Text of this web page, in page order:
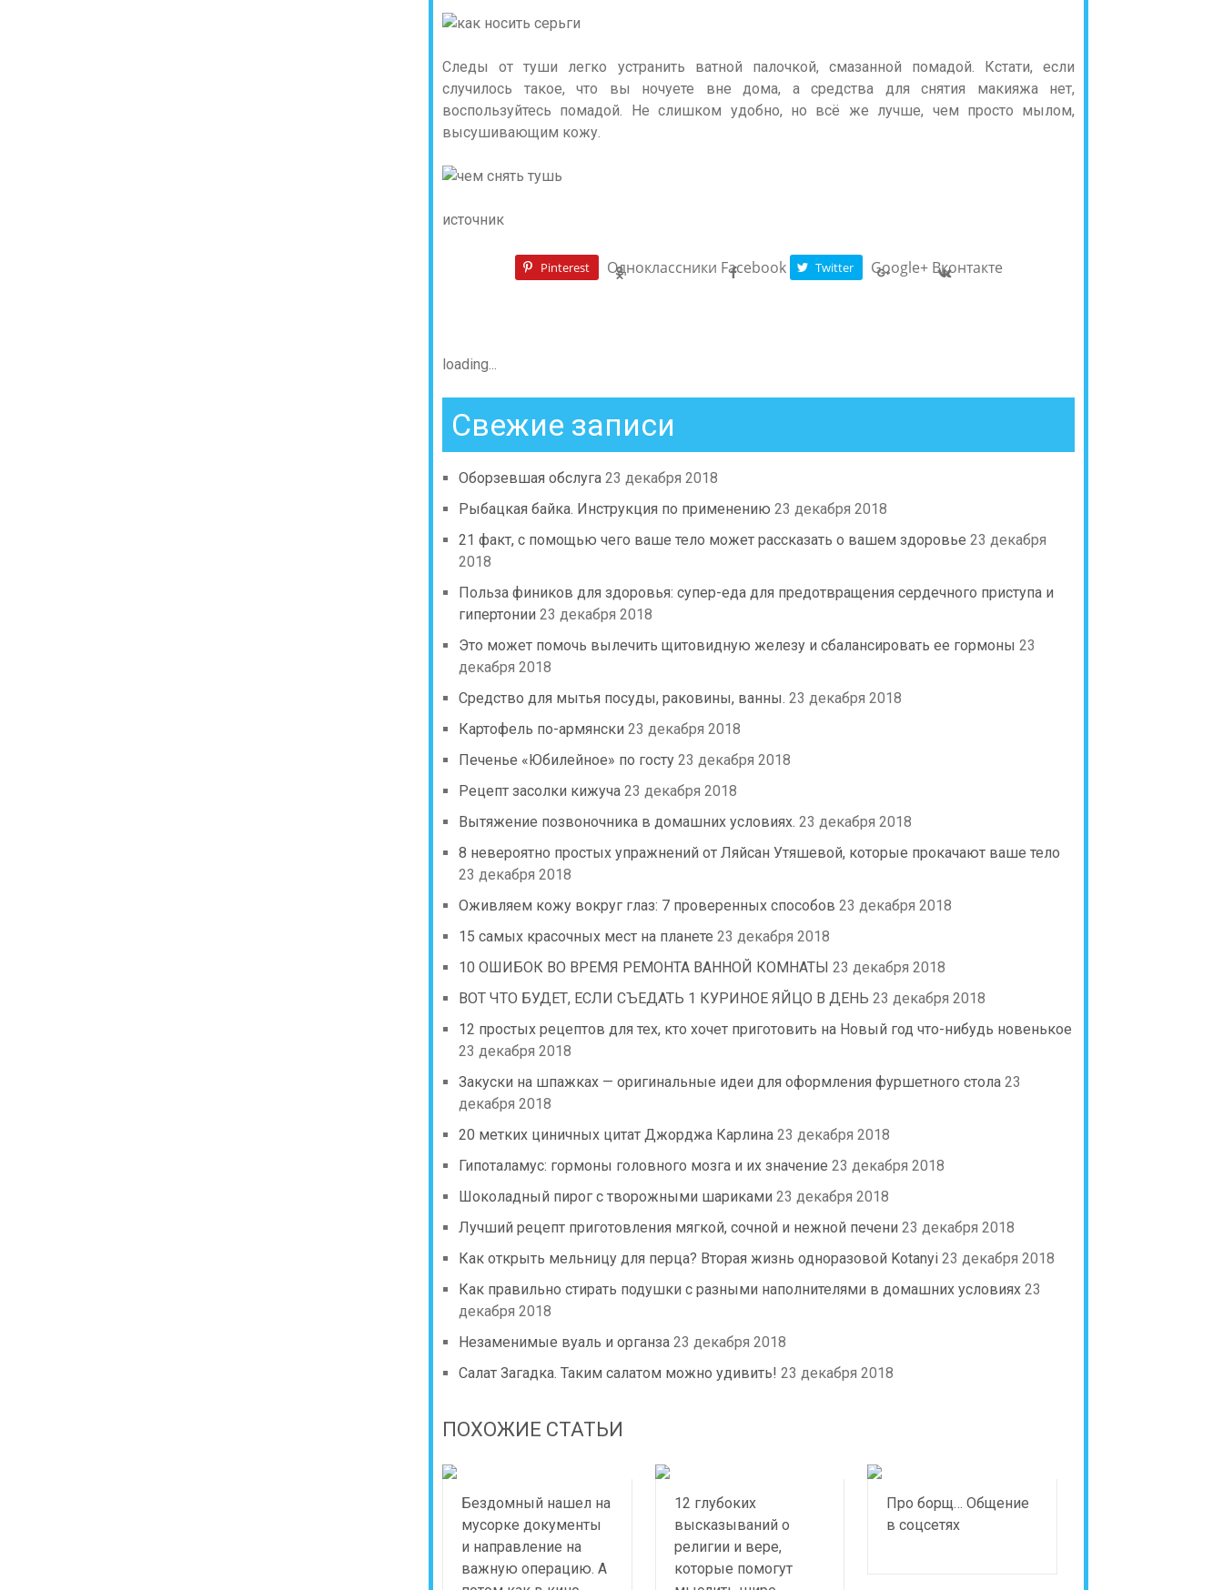
Следы от туши легко устранить ватной палочкой, смазанной помадой. Кстати, если
случилось такое, что вы ночуете вне дома, а средства для снятия макияжа нет,
воспользуйтесь помадой. Не слишком удобно, но всё же лучше, чем просто мылом,
высушивающим кожу.
источник
Pinterest Одноклассники Facebook Twitter Google+ Вконтакте
loading...
Свежие записи
Оборзевшая обслуга 23 декабря 2018
Рыбацкая байка. Инструкция по применению 23 декабря 2018
21 факт, с помощью чего ваше тело может рассказать о вашем здоровье 23 декабря
2018
Польза фиников для здоровья: супер-еда для предотвращения сердечного приступа и
гипертонии 23 декабря 2018
Это может помочь вылечить щитовидную железу и сбалансировать ее гормоны 23
декабря 2018
Средство для мытья посуды, раковины, ванны. 23 декабря 2018
Картофель по-армянски 23 декабря 2018
Печенье «Юбилейное» по госту 23 декабря 2018
Рецепт засолки кижуча 23 декабря 2018
Вытяжение позвоночника в домашних условиях. 23 декабря 2018
8 невероятно простых упражнений от Ляйсан Утяшевой, которые прокачают ваше тело
23 декабря 2018
Оживляем кожу вокруг глаз: 7 проверенных способов 23 декабря 2018
15 самых красочных мест на планете 23 декабря 2018
10 ОШИБОК ВО ВРЕМЯ РЕМОНТА ВАННОЙ КОМНАТЫ 23 декабря 2018
ВОТ ЧТО БУДЕТ, ЕСЛИ СЪЕДАТЬ 1 КУРИНОЕ ЯЙЦО В ДЕНЬ 23 декабря 2018
12 простых рецептов для тех, кто хочет приготовить на Новый год что-нибудь новенькое
23 декабря 2018
Закуски на шпажках — оригинальные идеи для оформления фуршетного стола 23
декабря 2018
20 метких циничных цитат Джорджа Карлина 23 декабря 2018
Гипоталамус: гормоны головного мозга и их значение 23 декабря 2018
Шоколадный пирог с творожными шариками 23 декабря 2018
Лучший рецепт приготовления мягкой, сочной и нежной печени 23 декабря 2018
Как открыть мельницу для перца? Вторая жизнь одноразовой Kotanyi 23 декабря 2018
Как правильно стирать подушки с разными наполнителями в домашних условиях 23
декабря 2018
Незаменимые вуаль и органза 23 декабря 2018
Салат Загадка. Таким салатом можно удивить! 23 декабря 2018
ПОХОЖИЕ СТАТЬИ
Бездомный нашел на
мусорке документы
и направление на
важную операцию. А
12 глубоких
высказываний о
религии и вере,
которые помогут
Про борщ… Общение
в соцсетях